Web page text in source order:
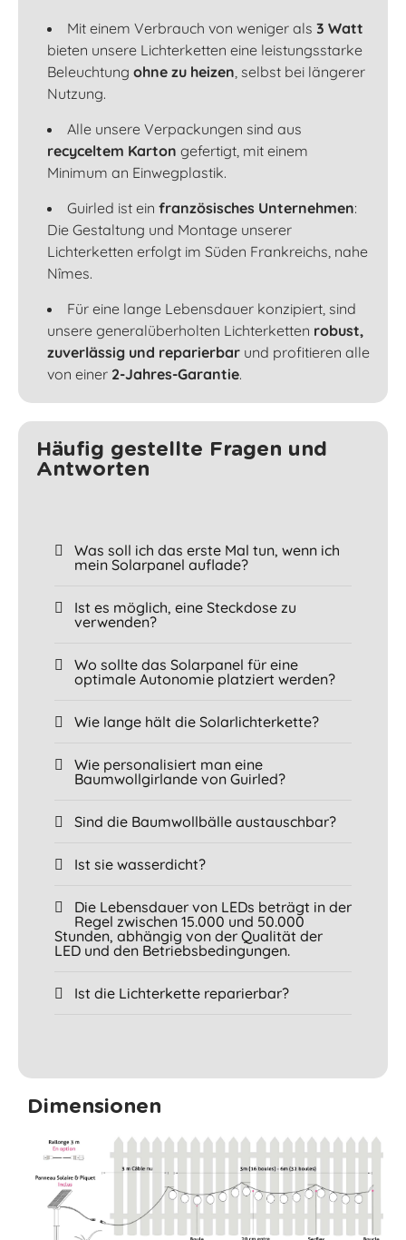
Mit einem Verbrauch von weniger als 3 Watt
bieten unsere Lichterketten eine leistungsstarke
Beleuchtung ohne zu heizen , selbst bei längerer
Nutzung.
Alle unsere Verpackungen sind aus
recyceltem Karton gefertigt, mit einem
Minimum an Einwegplastik.
Guirled ist ein französisches Unternehmen:
Die Gestaltung und Montage unserer
Lichterketten erfolgt im Süden Frankreichs, nahe
Nîmes.
Für eine lange Lebensdauer konzipiert, sind
unsere generalüberholten Lichterketten robust,
zuverlässig und reparierbar und profitieren alle
von einer 2-Jahres-Garantie.
Häufig gestellte Fragen und
Antworten
Was soll ich das erste Mal tun, wenn ich
mein Solarpanel auflade?
Ist es möglich, eine Steckdose zu
verwenden?
Wo sollte das Solarpanel für eine
optimale Autonomie platziert werden?
Wie lange hält die Solarlichterkette?
Wie personalisiert man eine
Baumwollgirlande von Guirled?
Sind die Baumwollbälle austauschbar?
Ist sie wasserdicht?
Die Lebensdauer von LEDs beträgt in der
Regel zwischen 15.000 und 50.000
Stunden, abhängig von der Qualität der
LED und den Betriebsbedingungen.
Ist die Lichterkette reparierbar?
Dimensionen